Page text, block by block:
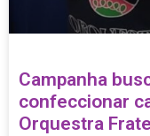
Campanha
confeccionar
Orquestra